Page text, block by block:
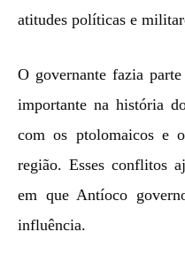
atitudes políticas e
O governante fazia
importante na história
com os ptolomaicos e
região. Esses conflitos
em que Antíoco
influência.